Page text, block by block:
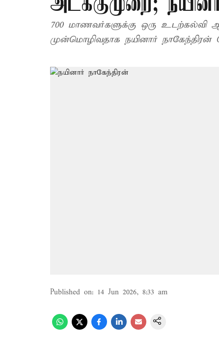
700 மாணவர்களுக்கு ஒரு உடற்கல்வி
முன்மொழிவதாக நயினார் நாகேந்திரன்
Published on: 14 Jun 2026, 8:33 am